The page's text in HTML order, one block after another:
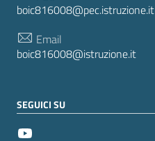
boic816008@pec.istruzione.it
Email
boic816008@istruzione.it
SEGUICI SU